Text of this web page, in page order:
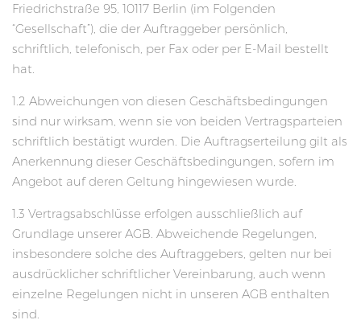
Friedrichstraße 95, 10117 Berlin (im Folgenden
“Gesellschaft”), die der Auftraggeber persönlich,
schriftlich, telefonisch, per Fax oder per E-Mail bestellt
hat.
1.2 Abweichungen von diesen Geschäftsbedingungen
sind nur wirksam, wenn sie von beiden Vertragsparteien
schriftlich bestätigt wurden. Die Auftragserteilung gilt als
Anerkennung dieser Geschäftsbedingungen, sofern im
Angebot auf deren Geltung hingewiesen wurde.
1.3 Vertragsabschlüsse erfolgen ausschließlich auf
Grundlage unserer AGB. Abweichende Regelungen,
insbesondere solche des Auftraggebers, gelten nur bei
ausdrücklicher schriftlicher Vereinbarung, auch wenn
einzelne Regelungen nicht in unseren AGB enthalten
sind.